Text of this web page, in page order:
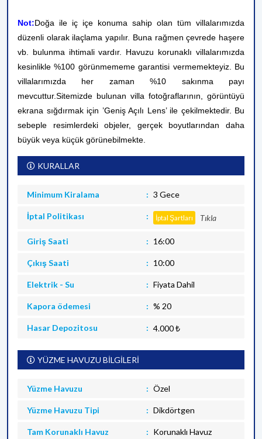
Not:Doğa ile iç içe konuma sahip olan tüm villalarımızda
düzenli olarak ilaçlama yapılır. Buna rağmen çevrede haşere
vb. bulunma ihtimali vardır. Havuzu korunaklı villalarımızda
kesinlikle %100 görünmememe garantisi vermemekteyiz. Bu
villalarımızda her zaman %10 sakınma payı
mevcuttur.Sitemizde bulunan villa fotoğraflarının, görüntüyü
ekrana sığdırmak için ’Geniş Açılı Lens’ ile çekilmektedir. Bu
sebeple resimlerdeki objeler, gerçek boyutlarından daha
büyük veya küçük görünebilmekte.
KURALLAR
Minimum Kiralama 3 Gece
İptal Politikası İptal Şartları Tıkla
Giriş Saati 16:00
Çıkış Saati 10:00
Elektrik - Su Fiyata Dahil
Kapora ödemesi % 20
Hasar Depozitosu 4.000 ₺
YÜZME HAVUZU BİLGİLERİ
Yüzme Havuzu Özel
Yüzme Havuzu Tipi Dikdörtgen
Tam Korunaklı Havuz Korunaklı Havuz